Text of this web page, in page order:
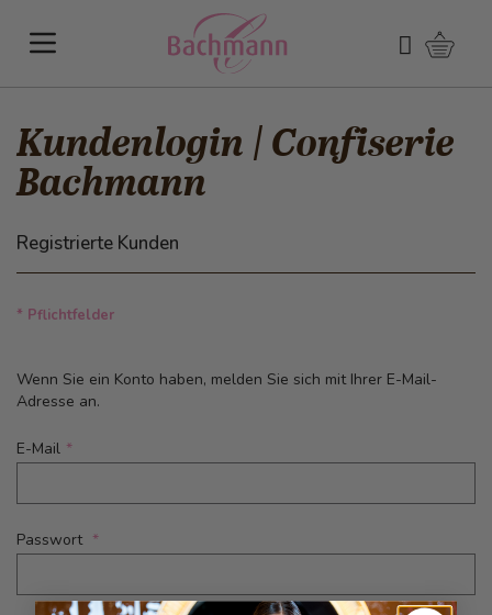
Suchen
Kundenlogin | Confiserie
Bachmann
Registrierte Kunden
* Pflichtfelder
Wenn Sie ein Konto haben, melden Sie sich mit Ihrer E-Mail-
Adresse an.
E-Mail
Passwort